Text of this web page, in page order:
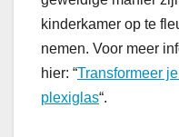
kinderkamer op te
nemen. Voor meer
hier: “Transformeer
plexiglas“.